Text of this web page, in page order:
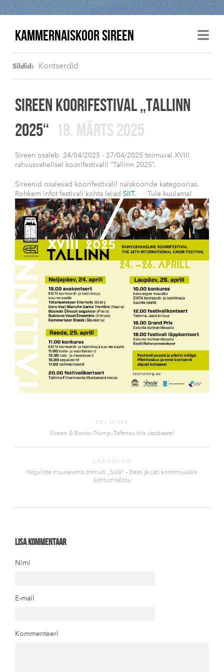
KAMMERNAISKOOR SIREEN
Sildid: Kontserdid
SIREEN KOORIFESTIVAL „TALLINN
2025“ 18. MÄRTS 2025
Sireen osaleb 24/04/2025 - 27/04/2025 toimuval XVIII
rahvusvahelisel koorifestivalil “Tallinn 2025”.
Sireenid osalevad koorifestivalil naiskooride kategoorias.
Rohkem infot festivali kohta leiad SIIT. Tule kuulama!
EELMINE
Sireen & Boriss–Trump–Tafenau trio Jazzkaarel
JÄRGMINE
Niguliste muuseumis toimub „Sula“ – Eesti ja Läti koorimuusika
kohtumisõhtu
Lisa kommentaar
Nimi
E-mail
Kommenteeri